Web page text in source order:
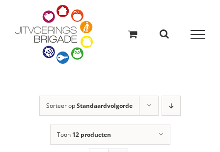
inhoud
Sorteer opStandaardvolgorde
Toon 12 producten